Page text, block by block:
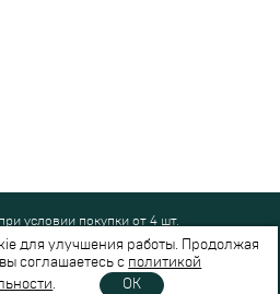
условии покупки от 4 шт.
Шинный Маркет(ООО "Безопасные
шины")
носит справочный характер и не
для улучшения работы. Продолжая
соглашаетесь с политикой
. OK